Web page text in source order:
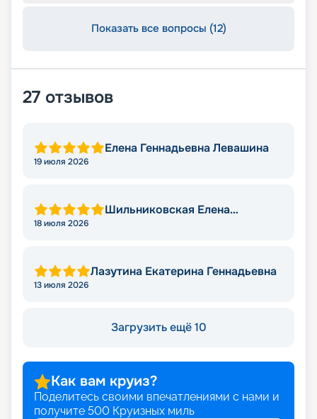
Показать все вопросы (12)
27 отзывов
Елена Геннадьевна Левашина
19 июля 2026
Шильниковская Елена
18 июля 2026
Лазутина Екатерина Геннадьевна
13 июля 2026
Загрузить ещё 10
Как вам круиз?
Поделитесь своими впечатлениями с нами и
получите 500 Круизных миль